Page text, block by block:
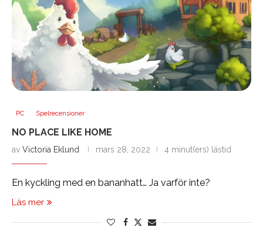
PC Spelrecensioner
NO PLACE LIKE HOME
av Victoria Eklund mars 28, 2022 4 minut(ers) lästid
En kyckling med en bananhatt… Ja varför inte?
Läs mer